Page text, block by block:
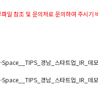
일 참조 및 문의처로 문의하여 주시기
경남_스타트업_IR_데
경남_스타트업_IR_데